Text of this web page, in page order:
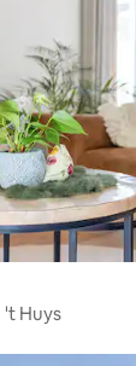
't Huys